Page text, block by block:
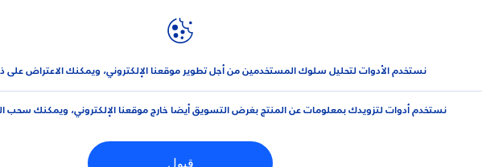
نستخدم الأدوات لتحليل سلوك المستخدمين من أجل تطوير موقعنا الإلكتروني، ويمكنك الاعتراض
نستخدم أدوات لتزويدك بمعلومات عن المنتج بغرض التسويق أيضا خارج موقعنا الإلكتروني، ويمكنك سحب
قبول
العلامة التجارية و الشركة
منتجات العناية بالشفاه لابيلو® لمعان الرمان